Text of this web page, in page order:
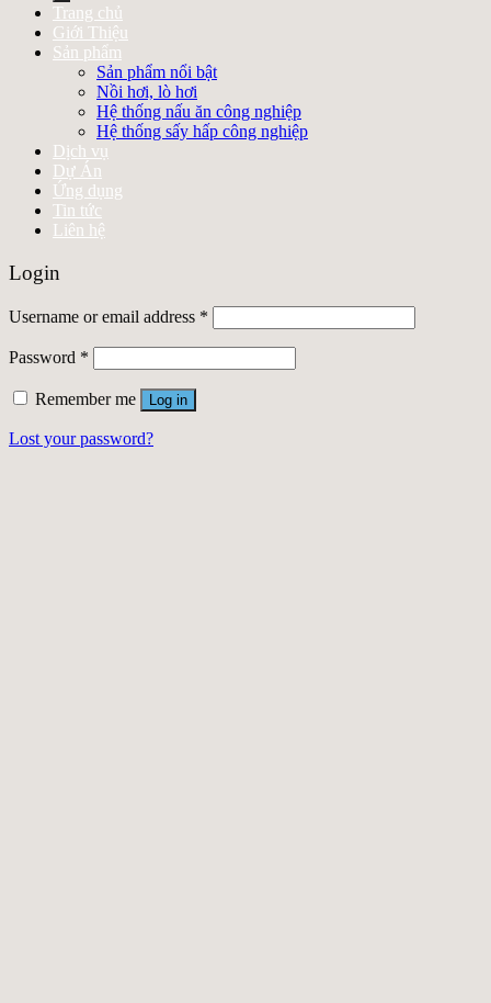
Trang chủ
Giới Thiệu
Sản phẩm
Sản phẩm nổi bật
Nồi hơi, lò hơi
Hệ thống nấu ăn công nghiệp
Hệ thống sấy hấp công nghiệp
Dịch vụ
Dự Án
Ứng dụng
Tin tức
Liên hệ
Login
Username or email address *
Password *
Remember me Log in
Lost your password?